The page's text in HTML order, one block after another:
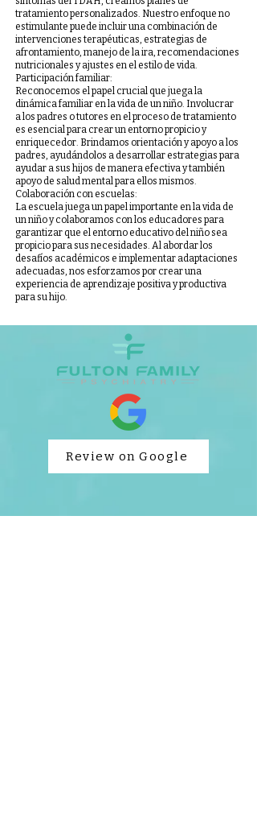
tratamiento personalizados. Nuestro enfoque no
estimulante puede incluir una combinación de
intervenciones terapéuticas, estrategias de
afrontamiento, manejo de la ira, recomendaciones
nutricionales y ajustes en el estilo de vida.
Participación familiar:
Reconocemos el papel crucial que juega la
dinámica familiar en la vida de un niño. Involucrar
a los padres o tutores en el proceso de tratamiento
es esencial para crear un entorno propicio y
enriquecedor. Brindamos orientación y apoyo a los
padres, ayudándolos a desarrollar estrategias para
ayudar a sus hijos de manera efectiva y también
apoyo de salud mental para ellos mismos.
Colaboración con escuelas:
La escuela juega un papel importante en la vida de
un niño y colaboramos con los educadores para
garantizar que el entorno educativo del niño sea
propicio para sus necesidades. Al abordar los
desafíos académicos e implementar adaptaciones
adecuadas, nos esforzamos por crear una
experiencia de aprendizaje positiva y productiva
para su hijo.
Review on Google